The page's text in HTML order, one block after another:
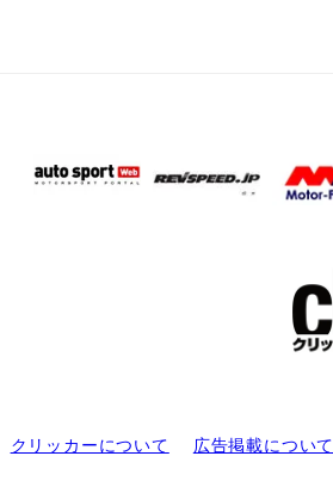
クリッカーについて 広告掲載について